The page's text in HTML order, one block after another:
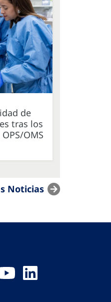
de
tras los
OMS
Noticias